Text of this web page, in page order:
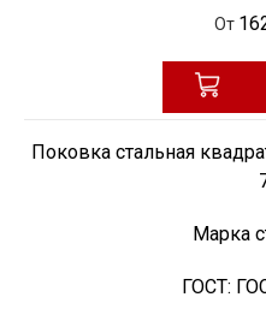
От
Поковка стальная
Марка
ГОСТ: